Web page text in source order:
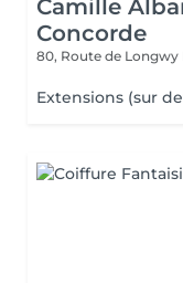
Camille
Concorde
80, Route de Longwy
Extensions (sur